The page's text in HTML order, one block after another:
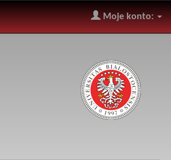
Moje konto: